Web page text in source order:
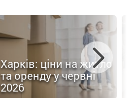
Харків: ціни на житло
та оренду у червні
2026